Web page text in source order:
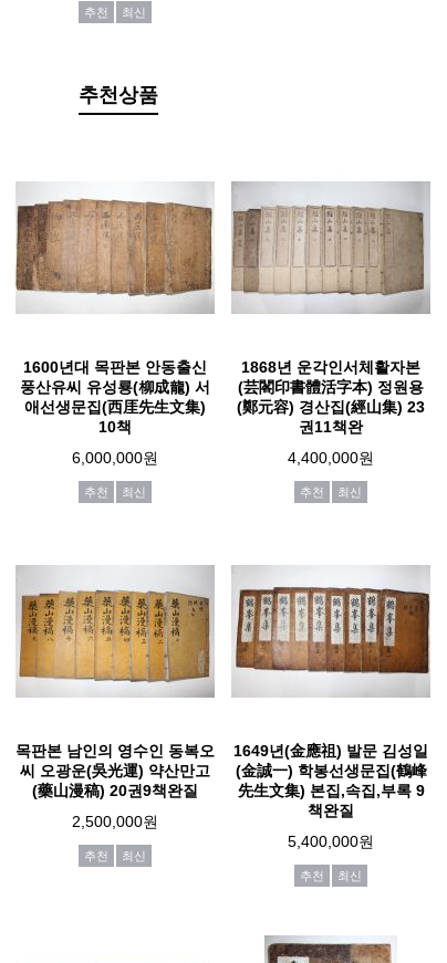
추천 최신
추천상품
1600년대 목판본 안동출신
풍산유씨 유성룡(柳成龍) 서
애선생문집(西厓先生文集)
10책
6,000,000원
추천 최신
1868년 운각인서체활자본
(芸閣印書體活字本) 정원용
(鄭元容) 경산집(經山集) 23
권11책완
4,400,000원
추천 최신
목판본 남인의 영수인 동복오
씨 오광운(吳光運) 약산만고
(藥山漫稿) 20권9책완질
2,500,000원
추천 최신
1649년(金應祖) 발문 김성일
(金誠一) 학봉선생문집(鶴峰
先生文集) 본집,속집,부록 9
책완질
5,400,000원
추천 최신